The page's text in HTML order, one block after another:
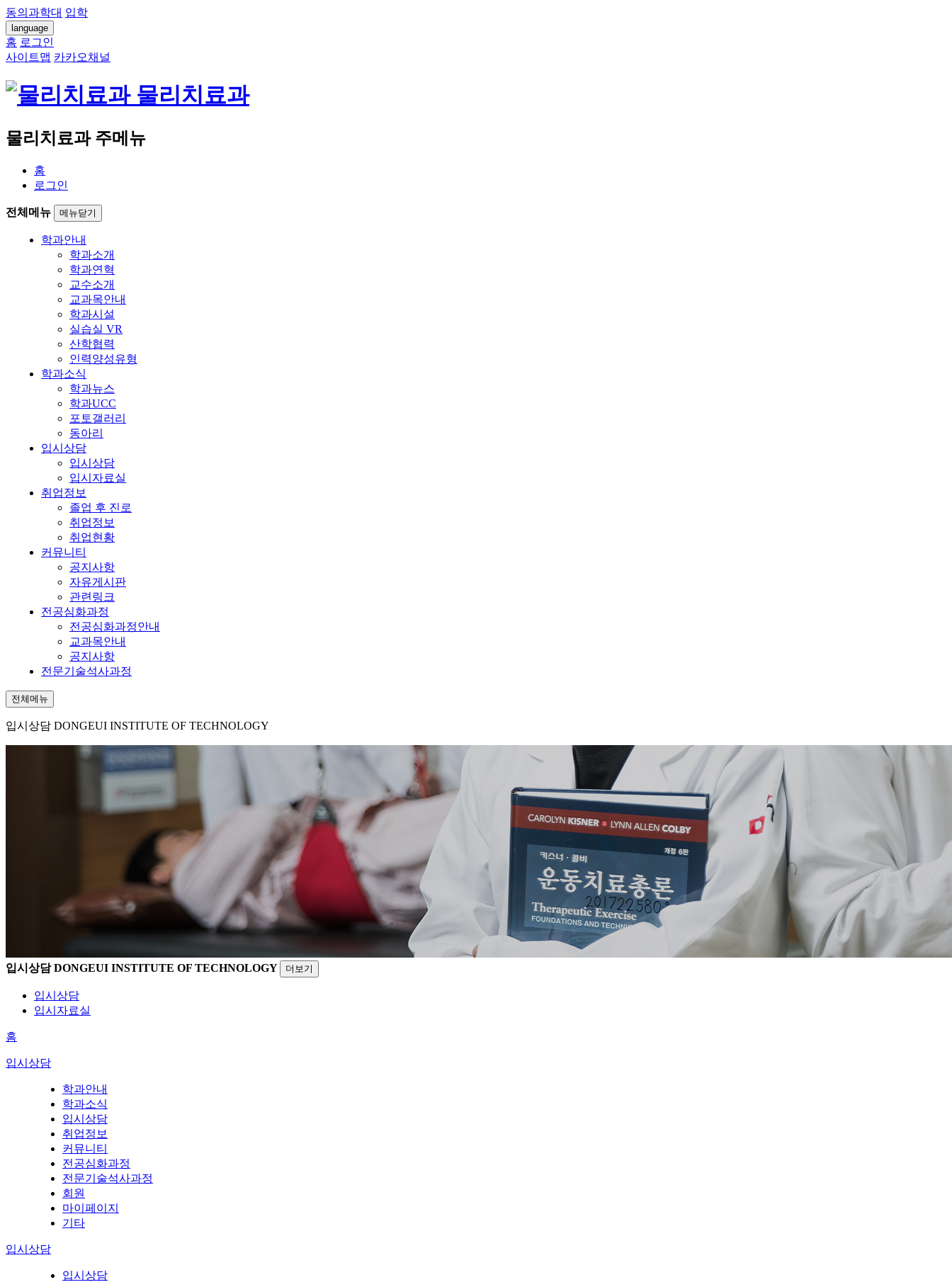
동의과학대 입학
language
홈 로그인
사이트맵 카카오채널
물리치료과
물리치료과 주메뉴
홈
로그인
전체메뉴 메뉴닫기
학과안내
학과소개
학과연혁
교수소개
교과목안내
학과시설
실습실 VR
산학협력
인력양성유형
학과소식
학과뉴스
학과UCC
포토갤러리
동아리
입시상담
입시상담
입시자료실
취업정보
졸업 후 진로
취업정보
취업현황
커뮤니티
공지사항
자유게시판
관련링크
전공심화과정
전공심화과정안내
교과목안내
공지사항
전문기술석사과정
전체메뉴
입시상담 DONGEUI INSTITUTE OF TECHNOLOGY
입시상담DONGEUI INSTITUTE OF TECHNOLOGY 더보기
입시상담
입시자료실
홈
입시상담
학과안내
학과소식
입시상담
취업정보
커뮤니티
전공심화과정
전문기술석사과정
회원
마이페이지
기타
입시상담
입시상담